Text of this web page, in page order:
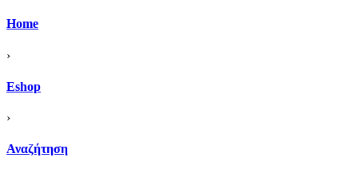
Home
›
Eshop
›
Αναζήτηση